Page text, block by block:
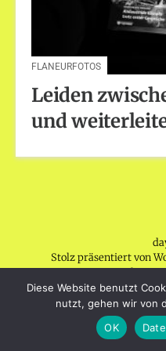
FLANEURFOTOS
Leiden
und
Stolz präsentiert von
Diese Website benutzt
nutzt, gehen wir von
OK